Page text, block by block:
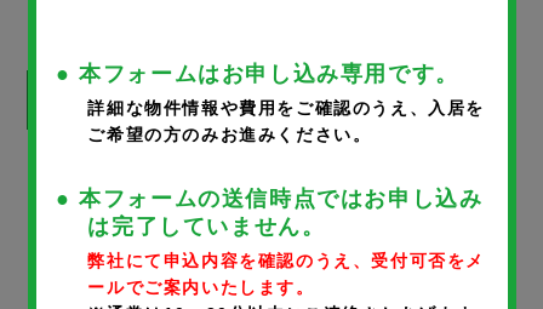
物件名
D-Ⅲプレイス
● 本フォームはお申し込み専用です。
詳細な物件情報や費用をご確認のうえ、入居を
ご希望の方のみお進みください。
● 本フォームの送信時点ではお申し込み
は完了していません。
弊社にて申込内容を確認のうえ、受付可否をメ
ールでご案内いたします。